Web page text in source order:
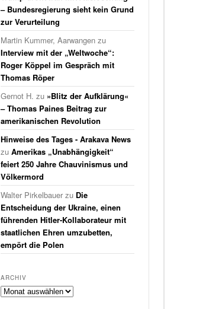
– Bundesregierung sieht kein Grund
zur Verurteilung
Martin Kummer, Aarwangen zu
Interview mit der „Weltwoche“:
Roger Köppel im Gespräch mit
Thomas Röper
Gernot H. zu »Blitz der Aufklärung«
– Thomas Paines Beitrag zur
amerikanischen Revolution
Hinweise des Tages - Arakava News
zuAmerikas „Unabhängigkeit“
feiert 250 Jahre Chauvinismus und
Völkermord
Walter Pirkelbauer zu Die
Entscheidung der Ukraine, einen
führenden Hitler-Kollaborateur mit
staatlichen Ehren umzubetten,
empört die Polen
ARCHIV
Archiv